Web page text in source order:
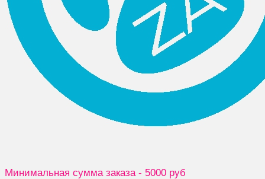
Минимальная сумма заказа - 5000 руб